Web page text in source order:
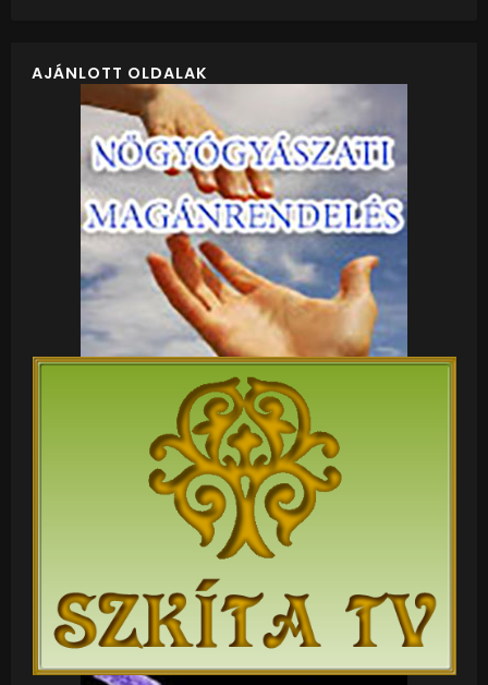
AJÁNLOTT OLDALAK